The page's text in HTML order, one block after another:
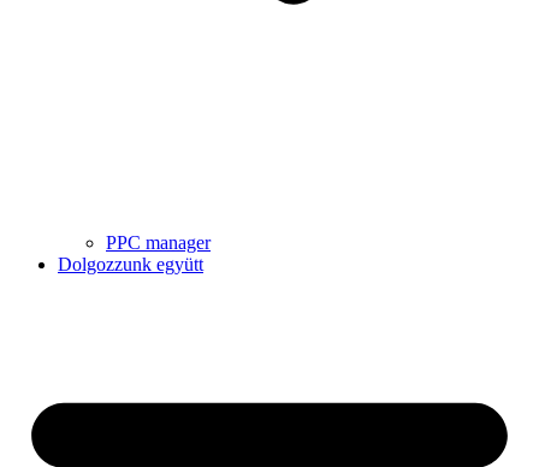
PPC manager
Dolgozzunk együtt